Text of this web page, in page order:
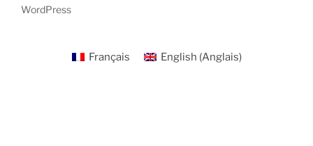
WordPress
Français English (Anglais)